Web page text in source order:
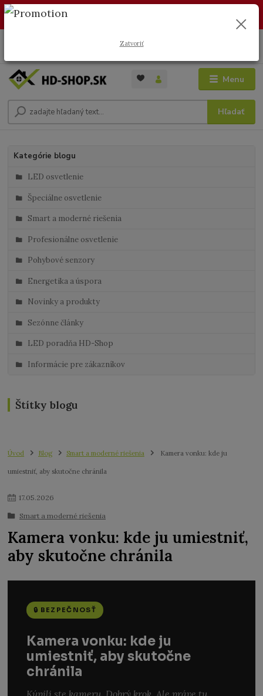
🏖️ DOVOLENKA 30.7.2026 – 9.8.2026 · Objednávky vybavíme po
Menu
Hľadať
Kategórie blogu
LED osvetlenie
Špeciálne osvetlenie
Smart a moderné riešenia
Profesionálne osvetlenie
Pohybové senzory
Energetika a úspora
Novinky a produkty
Sezónne články
LED poradňa HD-Shop
Informácie pre zákazníkov
Štítky blogu
Úvod Blog Smart a moderné riešenia Kamera vonku: kde ju
umiestniť, aby skutočne chránila
17.05.2026
Smart a moderné riešenia
Kamera vonku: kde ju umiestniť,
aby skutočne chránila
🔒 BEZPEČNOSŤ
Kamera vonku: kde ju
umiestniť, aby skutočne
chránila
Zatvoriť